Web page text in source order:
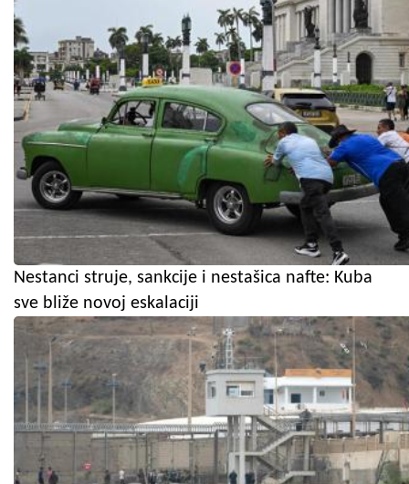
Nestanci struje, sankcije i nestašica nafte: Kuba
sve bliže novoj eskalaciji